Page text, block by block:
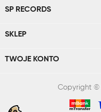
SP RECORDS
SKLEP
TWOJE KONTO
Copyright ©